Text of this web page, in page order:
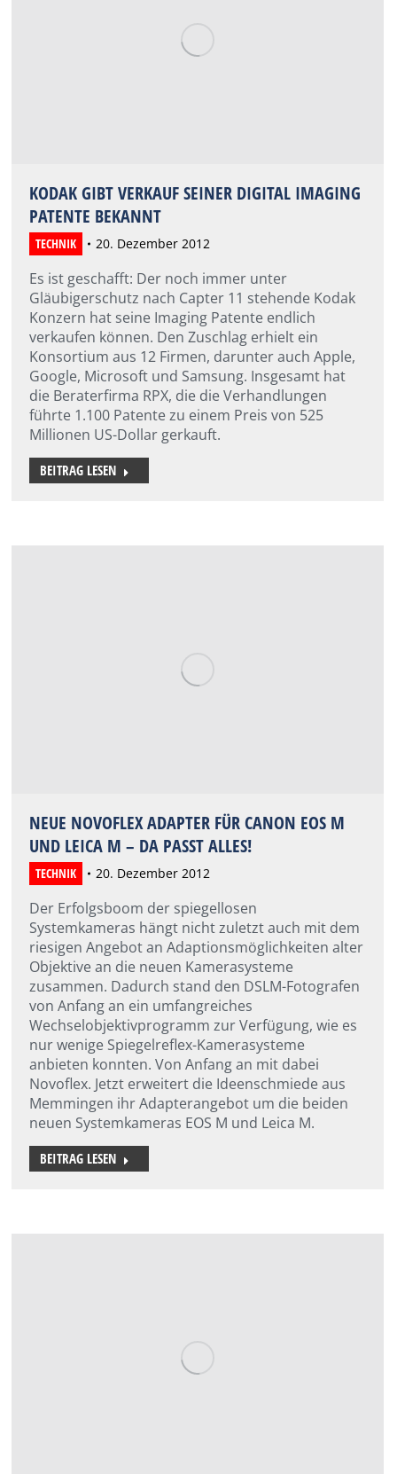
KODAK GIBT VERKAUF SEINER DIGITAL IMAGING
PATENTE BEKANNT
TECHNIK 20. Dezember 2012
Es ist geschafft: Der noch immer unter
Gläubigerschutz nach Capter 11 stehende Kodak
Konzern hat seine Imaging Patente endlich
verkaufen können. Den Zuschlag erhielt ein
Konsortium aus 12 Firmen, darunter auch Apple,
Google, Microsoft und Samsung. Insgesamt hat
die Beraterfirma RPX, die die Verhandlungen
führte 1.100 Patente zu einem Preis von 525
Millionen US-Dollar gerkauft.
BEITRAG LESEN
NEUE NOVOFLEX ADAPTER FÜR CANON EOS M
UND LEICA M – DA PASST ALLES!
TECHNIK 20. Dezember 2012
Der Erfolgsboom der spiegellosen
Systemkameras hängt nicht zuletzt auch mit dem
riesigen Angebot an Adaptionsmöglichkeiten alter
Objektive an die neuen Kamerasysteme
zusammen. Dadurch stand den DSLM-Fotografen
von Anfang an ein umfangreiches
Wechselobjektivprogramm zur Verfügung, wie es
nur wenige Spiegelreflex-Kamerasysteme
anbieten konnten. Von Anfang an mit dabei
Novoflex. Jetzt erweitert die Ideenschmiede aus
Memmingen ihr Adapterangebot um die beiden
neuen Systemkameras EOS M und Leica M.
BEITRAG LESEN